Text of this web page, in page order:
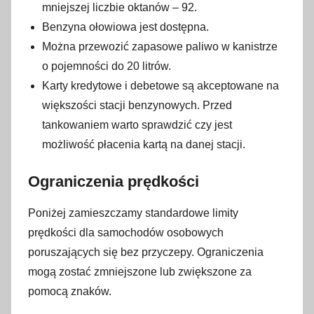
mniejszej liczbie oktanów – 92.
Benzyna ołowiowa jest dostępna.
Można przewozić zapasowe paliwo w kanistrze
o pojemności do 20 litrów.
Karty kredytowe i debetowe są akceptowane na
większości stacji benzynowych. Przed
tankowaniem warto sprawdzić czy jest
możliwość płacenia kartą na danej stacji.
Ograniczenia prędkości
Poniżej zamieszczamy standardowe limity
prędkości dla samochodów osobowych
poruszających się bez przyczepy. Ograniczenia
mogą zostać zmniejszone lub zwiększone za
pomocą znaków.